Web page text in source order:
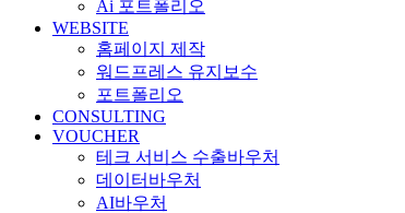
Ai 포트폴리오
WEBSITE
홈페이지 제작
워드프레스 유지보수
포트폴리오
CONSULTING
VOUCHER
테크 서비스 수출바우처
데이터바우처
AI바우처